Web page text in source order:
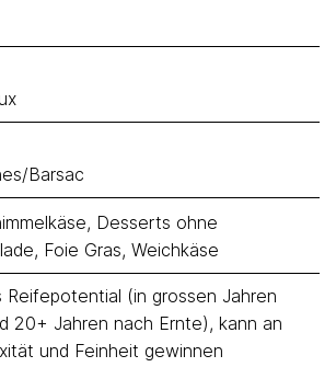
Barsac
Desserts ohne
Foie Gras, Weichkäse
Reifepotential (in grossen Jahren
20+ Jahren nach Ernte), kann an
und Feinheit gewinnen